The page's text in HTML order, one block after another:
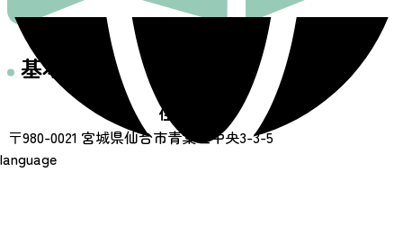
language
基本情報
住所
〒980-0021 宮城県仙台市青葉区中央3-3-5